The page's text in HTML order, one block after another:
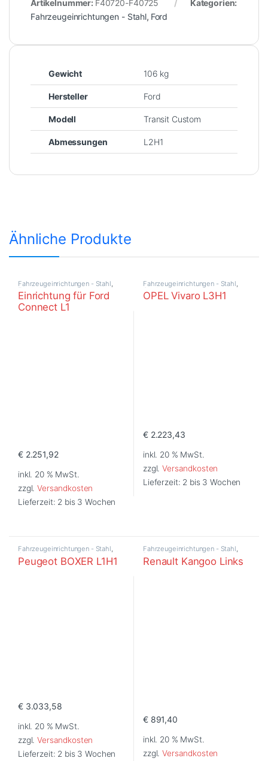
Artikelnummer: F40720-F40725
Kategorien:
Fahrzeugeinrichtungen - Stahl, Ford
Gewicht 106 kg
Hersteller Ford
Modell Transit Custom
Abmessungen L2H1
Ähnliche Produkte
Fahrzeugeinrichtungen - Stahl
Ford
Einrichtung für Ford
Connect L1
€2.251,92
inkl. 20 % MwSt.
zzgl.Versandkosten
Lieferzeit: 2 bis 3 Wochen
Fahrzeugeinrichtungen - Stahl
Opel
OPEL Vivaro L3H1
€2.223,43
inkl. 20 % MwSt.
zzgl.Versandkosten
Lieferzeit: 2 bis 3 Wochen
Fahrzeugeinrichtungen - Stahl,
Opel
Peugeot BOXER L1H1
€3.033,58
inkl. 20 % MwSt.
zzgl.Versandkosten
Lieferzeit: 2 bis 3 Wochen
Fahrzeugeinrichtungen - Stahl,
Renault
Renault Kangoo Links
€891,40
inkl. 20 % MwSt.
zzgl.Versandkosten